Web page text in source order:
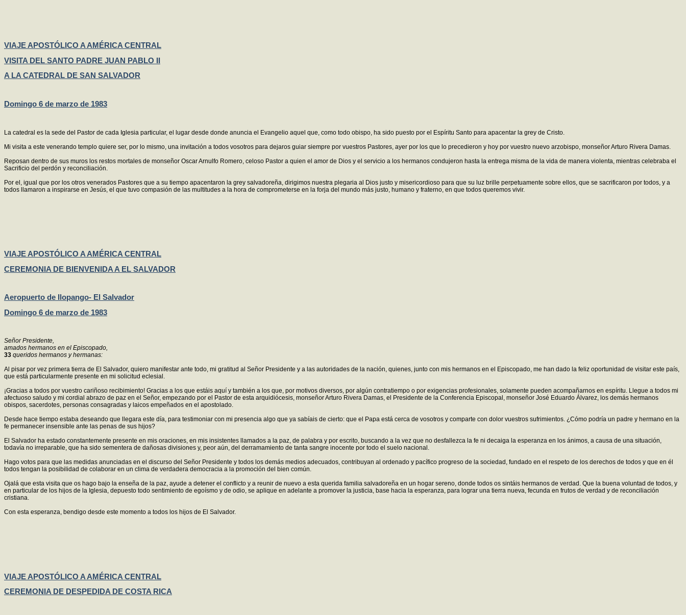
VIAJE APOSTÓLICO A AMÉRICA CENTRAL
VISITA DEL SANTO PADRE JUAN PABLO II
A LA CATEDRAL DE SAN SALVADOR
Domingo 6 de marzo de 1983
La catedral es la sede del Pastor de cada Iglesia particular, el lugar desde donde anuncia el Evangelio aquel que, como todo obispo, ha sido puesto por el Espíritu Santo para apacentar la grey de Cristo.
Mi visita a este venerando templo quiere ser, por lo mismo, una invitación a todos vosotros para dejaros guiar siempre por vuestros Pastores, ayer por los que lo precedieron y hoy por vuestro nuevo arzobispo, monseñor Arturo Rivera Damas.
Reposan dentro de sus muros los restos mortales de monseñor Oscar Arnulfo Romero, celoso Pastor a quien el amor de Dios y el servicio a los hermanos condujeron hasta la entrega misma de la vida de manera violenta, mientras celebraba el
Sacrificio del perdón y reconciliación.
Por el, igual que por los otros venerados Pastores que a su tiempo apacentaron la grey salvadoreña, dirigimos nuestra plegaria al Dios justo y misericordioso para que su luz brille perpetuamente sobre ellos, que se sacrificaron por todos, y a
todos llamaron a inspirarse en Jesús, el que tuvo compasión de las multitudes a la hora de comprometerse en la forja del mundo más justo, humano y fraterno, en que todos queremos vivir.
VIAJE APOSTÓLICO A AMÉRICA CENTRAL
CEREMONIA DE BIENVENIDA A EL SALVADOR
Aeropuerto de Ilopango- El Salvador
Domingo 6 de marzo de 1983
Señor Presidente,
amados hermanos en el Episcopado,
33 queridos hermanos y hermanas:
Al pisar por vez primera tierra de El Salvador, quiero manifestar ante todo, mi gratitud al Señor Presidente y a las autoridades de la nación, quienes, junto con mis hermanos en el Episcopado, me han dado la feliz oportunidad de visitar este país,
que está particularmente presente en mi solicitud eclesial.
¡Gracias a todos por vuestro cariñoso recibimiento! Gracias a los que estáis aquí y también a los que, por motivos diversos, por algún contratiempo o por exigencias profesionales, solamente pueden acompañarnos en espíritu. Llegue a todos mi
afectuoso saludo y mi cordial abrazo de paz en el Señor, empezando por el Pastor de esta arquidiócesis, monseñor Arturo Rivera Damas, el Presidente de la Conferencia Episcopal, monseñor José Eduardo Álvarez, los demás hermanos
obispos, sacerdotes, personas consagradas y laicos empeñados en el apostolado.
Desde hace tiempo estaba deseando que llegara este día, para testimoniar con mi presencia algo que ya sabíais de cierto: que el Papa está cerca de vosotros y comparte con dolor vuestros sufrimientos. ¿Cómo podría un padre y hermano en la
fe permanecer insensible ante las penas de sus hijos?
El Salvador ha estado constantemente presente en mis oraciones, en mis insistentes llamados a la paz, de palabra y por escrito, buscando a la vez que no desfallezca la fe ni decaiga la esperanza en los ánimos, a causa de una situación,
todavía no irreparable, que ha sido sementera de dañosas divisiones y, peor aún, del derramamiento de tanta sangre inocente por todo el suelo nacional.
Hago votos para que las medidas anunciadas en el discurso del Señor Presidente y todos los demás medios adecuados, contribuyan al ordenado y pacífico progreso de la sociedad, fundado en el respeto de los derechos de todos y que en él
todos tengan la posibilidad de colaborar en un clima de verdadera democracia a la promoción del bien común.
Ojalá que esta visita que os hago bajo la enseña de la paz, ayude a detener el conflicto y a reunir de nuevo a esta querida familia salvadoreña en un hogar sereno, donde todos os sintáis hermanos de verdad. Que la buena voluntad de todos, y
en particular de los hijos de la Iglesia, depuesto todo sentimiento de egoísmo y de odio, se aplique en adelante a promover la justicia, base hacia la esperanza, para lograr una tierra nueva, fecunda en frutos de verdad y de reconciliación
cristiana.
Con esta esperanza, bendigo desde este momento a todos los hijos de El Salvador.
VIAJE APOSTÓLICO A AMÉRICA CENTRAL
CEREMONIA DE DESPEDIDA DE COSTA RICA